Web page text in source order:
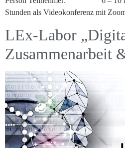
Stunden als Videokonferenz mit
LEx-Labor
Zusammenarbeit